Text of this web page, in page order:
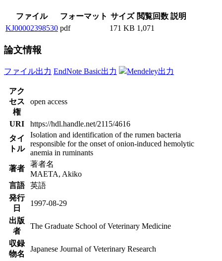
ファイル フォーマット サイズ 閲覧回数 説明
KJ00002398530 pdf 171 KB 1,071
論文情報
ファイル出力 EndNote Basic出力 Mendeley出力
アク
セス
権
open access
URI
https://hdl.handle.net/2115/4616
タイ
トル
Isolation and identification of the rumen bacteria
responsible for the onset of onion-induced hemolytic
anemia in ruminants
著者
著者名
MAETA, Akiko
言語
英語
発行
日
1997-08-29
出版
者
The Graduate School of Veterinary Medicine
収録
物名
Japanese Journal of Veterinary Research